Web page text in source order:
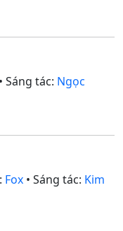
• Sáng tác: Ngọc
Fox • Sáng tác: Kim